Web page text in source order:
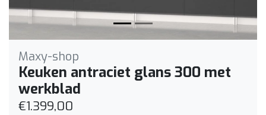
Maxy-shop
Keuken antraciet glans 300 met
werkblad
€1.399,00